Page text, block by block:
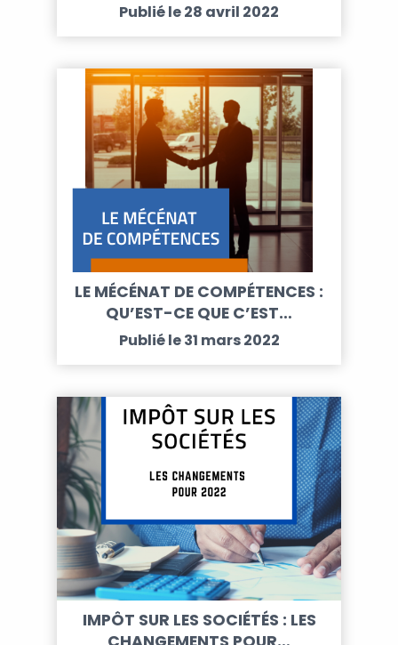
Publié le 28 avril 2022
LE MÉCÉNAT DE COMPÉTENCES :
QU’EST-CE QUE C’EST…
Publié le 31 mars 2022
IMPÔT SUR LES SOCIÉTÉS : LES